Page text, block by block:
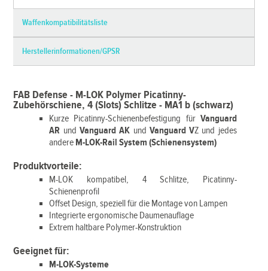
Waffenkompatibilitätsliste
Herstellerinformationen/GPSR
FAB Defense - M-LOK Polymer Picatinny-
Zubehörschiene, 4 (Slots) Schlitze - MA1 b (schwarz)
Kurze Picatinny-Schienenbefestigung fürVanguard
AR und Vanguard AK und Vanguard VZ und jedes
andere M-LOK-Rail System (Schienensystem)
Produktvorteile:
M-LOK kompatibel, 4 Schlitze, Picatinny-
Schienenprofil
Offset Design, speziell für die Montage von Lampen
Integrierte ergonomische Daumenauflage
Extrem haltbare Polymer-Konstruktion
Geeignet für:
M-LOK-Systeme